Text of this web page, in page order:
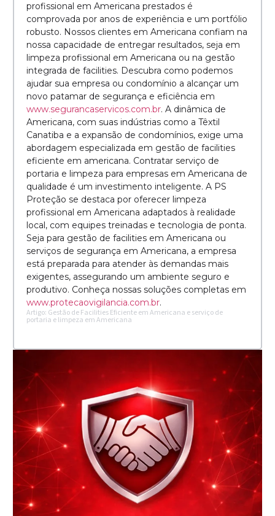
profissional em Americana prestados é
comprovada por anos de experiência e um portfólio
robusto. Nossos clientes em Americana confiam na
nossa capacidade de entregar resultados, seja em
limpeza profissional em Americana ou na gestão
integrada de facilities. Descubra como podemos
ajudar sua empresa ou condomínio a alcançar um
novo patamar de segurança e eficiência em
www.segurancaservicos.com.br. A dinâmica de
Americana, com suas indústrias como a Têxtil
Canatiba e a expansão de condomínios, exige uma
abordagem especializada em gestão de facilities
eficiente em americana. Contratar serviço de
portaria e limpeza para empresas em Americana de
qualidade é um investimento inteligente. A PS
Proteção se destaca por oferecer limpeza
profissional em Americana adaptados à realidade
local, com equipes treinadas e tecnologia de ponta.
Seja para gestão de facilities em Americana ou
serviços de segurança em Americana, a empresa
está preparada para atender às demandas mais
exigentes, assegurando um ambiente seguro e
produtivo. Conheça nossas soluções completas em
www.protecaovigilancia.com.br.
Artigo: Gestão de Facilities Eficiente em Americana e serviço de
portaria e limpeza em Americana